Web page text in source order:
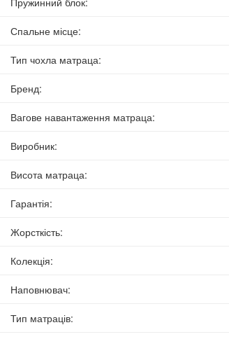
Спальне місце:
Тип чохла матраца:
Бренд:
Вагове навантаження матраца:
Виробник:
Висота матраца:
Гарантія:
Жорсткість:
Колекція:
Наповнювач:
Тип матраців: